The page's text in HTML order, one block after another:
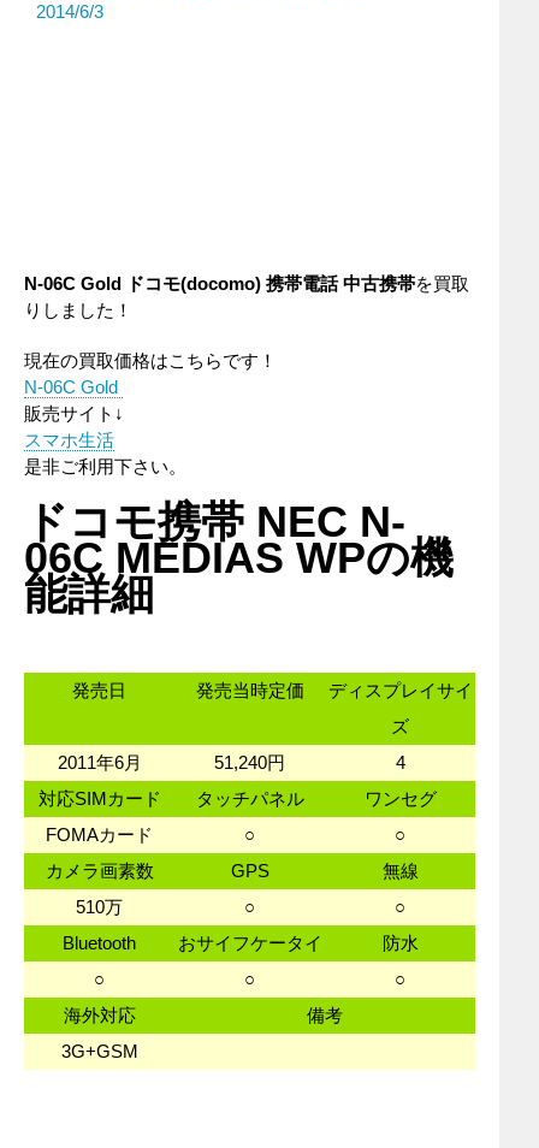
N-06C Gold ドコモ(docomo) 携帯電話中古携帯を買取
りしました！
現在の買取価格はこちらです！
N-06C Gold
販売サイト↓
スマホ生活
是非ご利用下さい。
ドコモ携帯 NEC N-
06C MEDIAS WPの機
能詳細
発売日 発売当時定価
ディスプレイサイ
ズ
2011年6月
51,240円
4
対応SIMカード
タッチパネル
ワンセグ
FOMAカード
○
○
カメラ画素数
GPS
無線
510万
○
○
Bluetooth
おサイフケータイ
防水
○
○
○
海外対応
備考
3G+GSM